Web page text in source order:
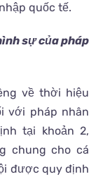
quốc tế.
sự của pháp
về thời hiệu
với pháp nhân
tại khoản 2,
chung cho cá
được quy định